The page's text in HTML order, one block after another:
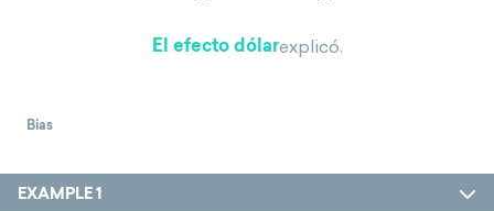
El efecto dólarexplicó.
Bias
EXAMPLE 1